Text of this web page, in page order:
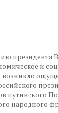
президента
и
путинского
народного